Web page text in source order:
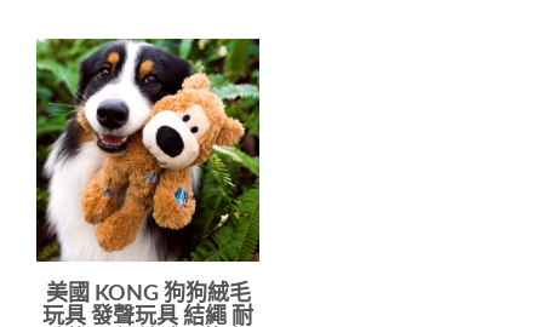
美國 KONG 狗狗絨毛
玩具 發聲玩具 結繩 耐